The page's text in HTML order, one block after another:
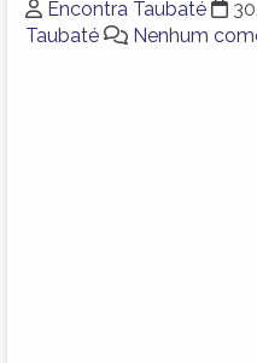
Encontra Taubaté
Taubaté
Nenhum